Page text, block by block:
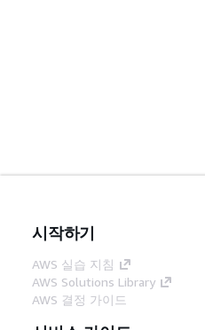
시작하기
AWS 실습 지침
AWS Solutions Library
AWS 결정 가이드